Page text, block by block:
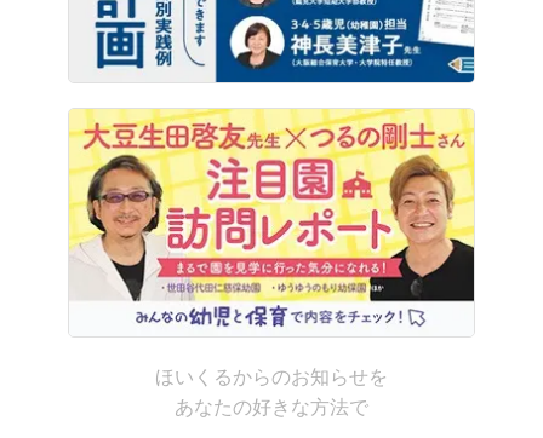
ほいくるからのお知らせを
あなたの好きな方法で